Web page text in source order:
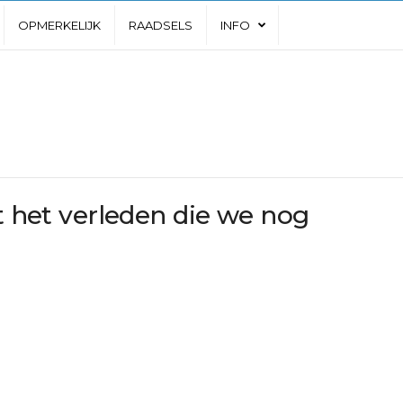
OPMERKELIJK RAADSELS INFO
het verleden die we nog